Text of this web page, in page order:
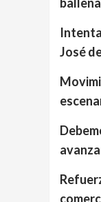
José